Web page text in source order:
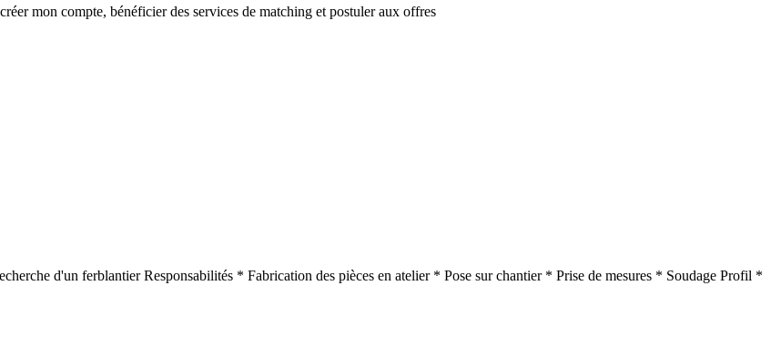
mon compte, bénéficier des services de matching et postuler aux offres
d'un ferblantier Responsabilités * Fabrication des pièces en atelier * Pose sur chantier * Prise de mesures * Soudage Profil *